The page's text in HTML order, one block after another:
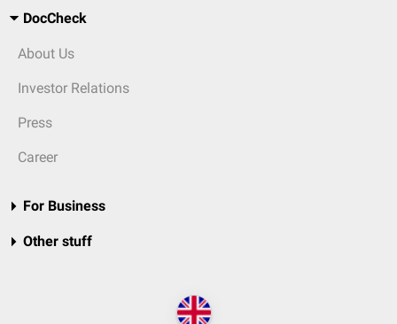
DocCheck
About Us
Investor Relations
Press
Career
For Business
Other stuff